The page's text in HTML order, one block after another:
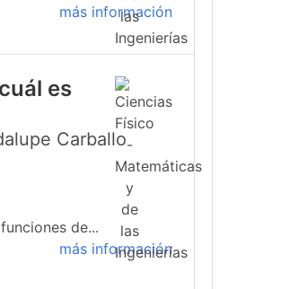
más información
es
Carballo
de...
más información